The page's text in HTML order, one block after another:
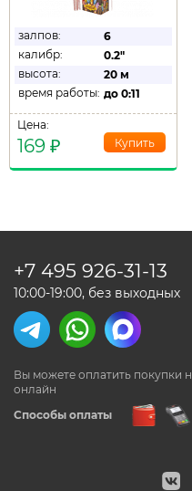
залпов:
6
калибр:
0.2"
высота:
20 м
время работы: до 0:11
Цена:
169 ₽
Способы оплаты
Вы можете оплатить покупки
онлайн
+7 495 926-31-13
10:00-19:00, без выходных